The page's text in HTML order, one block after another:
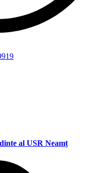
al USR Neamț